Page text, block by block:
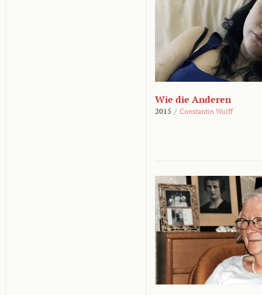
Wie die Anderen
2015 / Constantin Wulff